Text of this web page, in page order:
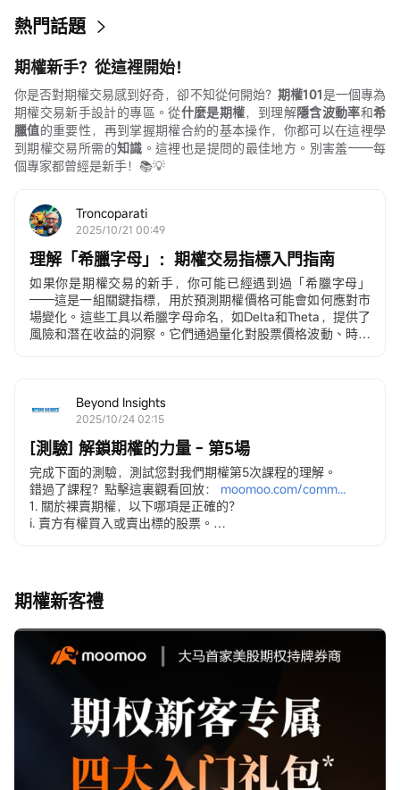
熱門話題
期權新手？從這裡開始！
你是否對期權交易感到好奇，卻不知從何開始？ 期權101是一個專為
期權交易新手設計的專區。從什麼是期權，到理解隱含波動率和希
臘值的重要性，再到掌握期權合約的基本操作，你都可以在這裡學
到期權交易所需的知識 。這裡也是提問的最佳地方。別害羞——每
個專家都曾經是新手！📚💡
Troncoparati
2025/10/21 00:49
理解「希臘字母」：期權交易指標入門指南
如果你是期權交易的新手，你可能已經遇到過「希臘字母」
——這是一組關鍵指標，用於預測期權價格可能會如何應對市
場變化。這些工具以希臘字母命名，如Delta和Theta，提供了
風險和潛在收益的洞察。它們通過量化對股票價格波動、時間
Beyond Insights
2025/10/24 02:15
[測驗] 解鎖期權的力量 - 第5場
完成下面的測驗，測試您對我們期權第5次課程的理解。
錯過了課程？點擊這裏觀看回放：
moomoo.com/comm...
1. 關於裸賣期權，以下哪項是正確的？
i. 賣方有權買入或賣出標的股票。
期權新客禮